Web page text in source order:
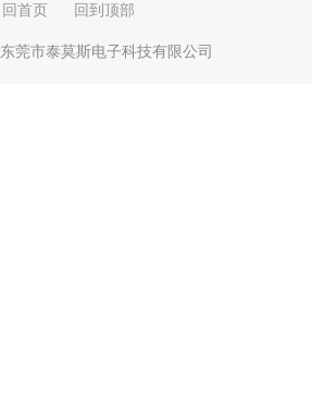
回首页 回到顶部
东莞市泰莫斯电子科技有限公司